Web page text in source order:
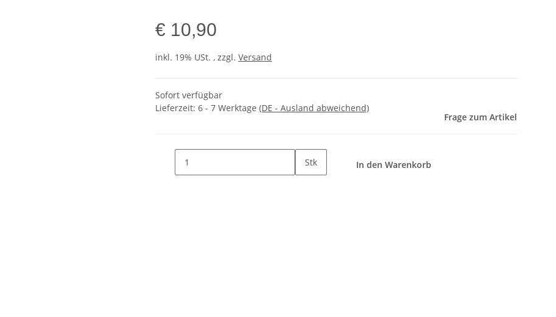
€ 10,90
inkl. 19% USt. , zzgl. Versand
Sofort verfügbar
Lieferzeit: 6 - 7 Werktage (DE - Ausland abweichend)
Frage zum Artikel
Stk In den Warenkorb